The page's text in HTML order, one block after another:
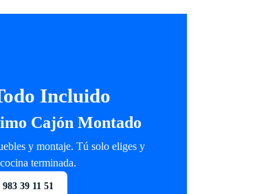
Incluido
Cajón Montado
y montaje. Tú solo eliges y
terminada.
39 11 51